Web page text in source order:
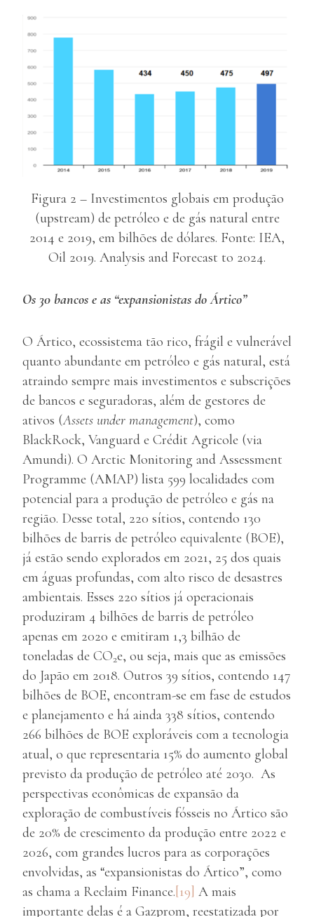
Figura 2 – Investimentos globais em produção
(upstream) de petróleo e de gás natural entre
2014 e 2019, em bilhões de dólares. Fonte: IEA,
Oil 2019. Analysis and Forecast to 2024.
Os 30 bancos e as “expansionistas do Ártico”
O Ártico, ecossistema tão rico, frágil e vulnerável
quanto abundante em petróleo e gás natural, está
atraindo sempre mais investimentos e subscrições
de bancos e seguradoras, além de gestores de
ativos (Assets under management), como
BlackRock, Vanguard e Crédit Agricole (via
Amundi). O Arctic Monitoring and Assessment
Programme (AMAP) lista 599 localidades com
potencial para a produção de petróleo e gás na
região. Desse total, 220 sítios, contendo 130
bilhões de barris de petróleo equivalente (BOE),
já estão sendo explorados em 2021, 25 dos quais
em águas profundas, com alto risco de desastres
ambientais. Esses 220 sítios já operacionais
produziram 4 bilhões de barris de petróleo
apenas em 2020 e emitiram 1,3 bilhão de
toneladas de CO2e, ou seja, mais que as emissões
do Japão em 2018. Outros 39 sítios, contendo 147
bilhões de BOE, encontram-se em fase de estudos
e planejamento e há ainda 338 sítios, contendo
266 bilhões de BOE exploráveis com a tecnologia
atual, o que representaria 15% do aumento global
previsto da produção de petróleo até 2030. As
perspectivas econômicas de expansão da
exploração de combustíveis fósseis no Ártico são
de 20% de crescimento da produção entre 2022 e
2026, com grandes lucros para as corporações
envolvidas, as “expansionistas do Ártico”, como
as chama a Reclaim Finance.[19] A mais
importante delas é a Gazprom, reestatizada por